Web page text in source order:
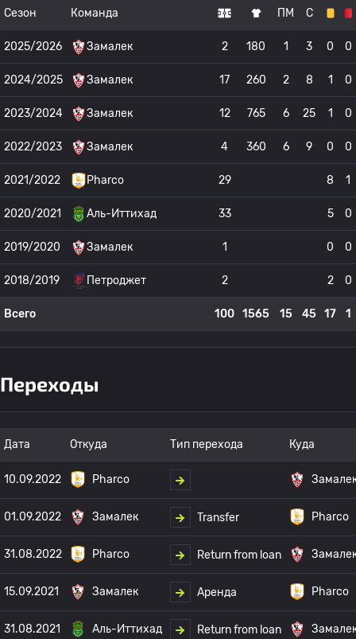
Сезон Команда ПМ С
2025/2026 Замалек 2 180 1 3 0 0
2024/2025 Замалек 17 260 2 8 1 0
2023/2024 Замалек 12 765 6 25 1 0
2022/2023 Замалек 4 360 6 9 0 0
2021/2022 Pharco 29 8 1
2020/2021 Аль-Иттихад 33 5 0
2019/2020 Замалек 1 0 0
2018/2019 Петроджет 2 2 0
Всего 100 1565 15 45 17 1
Переходы
Дата Откуда Тип перехода Куда
10.09.2022 Pharco
01.09.2022 Замалек Transfer Pharco
31.08.2022 Pharco Return from loan
15.09.2021 Замалек Аренда Pharco
31.08.2021 Аль-Иттихад Return from loan